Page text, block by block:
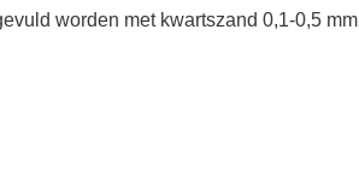
worden met kwartszand 0,1-0,5 mm